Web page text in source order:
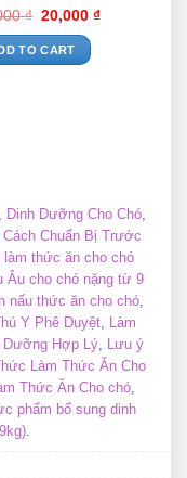
₫ 20,000₫
TO CART
Dinh Dưỡng Cho Chó,
Cách Chuẩn Bị Trước
làm thức ăn cho chó
Âu cho chó nặng từ 9
nấu thức ăn cho chó
Y Phê Duyệt,
Làm
Dưỡng Hợp Lý
Lưu ý
Làm Thức Ăn Cho
Thức Ăn Cho chó,
phẩm bổ sung dinh